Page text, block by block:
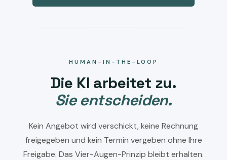
HUMAN-IN-THE-LOOP
Die KI arbeitet zu.
Sie entscheiden.
Kein Angebot wird verschickt, keine Rechnung
freigegeben und kein Termin vergeben ohne Ihre
Freigabe. Das Vier-Augen-Prinzip bleibt erhalten.